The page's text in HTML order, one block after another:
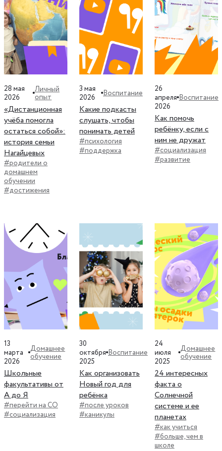
28 мая
2026
Личный
опыт
«Дистанционная
учёба помогла
остаться собой»:
история семьи
Нагайцевых
#родители о
домашнем
обучении
#достижения
3 мая
2026
Воспитание
Какие подкасты
слушать, чтобы
понимать детей
#психология
#поддержка
26
апреля
2026
Воспитание
Как помочь
ребёнку, если с
ним не дружат
#социализация
#развитие
13
марта
2026
Домашнее
обучение
Школьные
факультативы от
А до Я
#перейти на СО
#социализация
30
октября
2025
Воспитание
Как организовать
Новый год для
ребёнка
#после уроков
#каникулы
24
июля
2025
Домашнее
обучение
24 интересных
факта о
Солнечной
системе и ее
планетах
#как учиться
#больше, чем в
школе